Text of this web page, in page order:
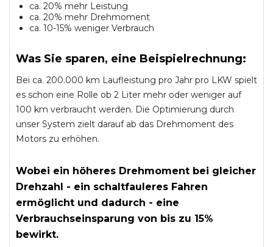
ca. 20% mehr Leistung
ca. 20% mehr Drehmoment
ca. 10-15% weniger Verbrauch
Was Sie sparen, eine Beispielrechnung:
Bei ca. 200.000 km Laufleistung pro Jahr pro LKW spielt
es schon eine Rolle ob 2 Liter mehr oder weniger auf
100 km verbraucht werden. Die Optimierung durch
unser System zielt darauf ab das Drehmoment des
Motors zu erhöhen.
Wobei ein höheres Drehmoment bei gleicher
Drehzahl - ein schaltfauleres Fahren
ermöglicht und dadurch - eine
Verbrauchseinsparung von bis zu 15%
bewirkt.